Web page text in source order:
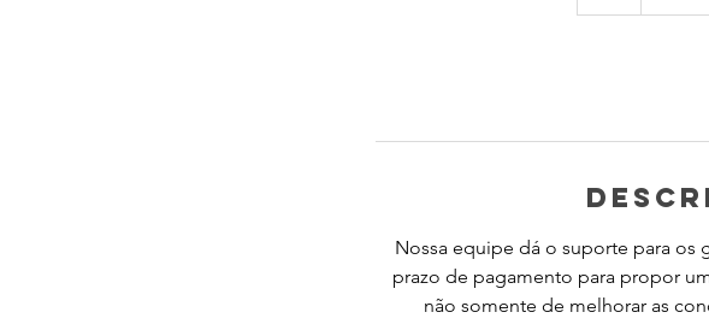
Nossa equipe dá o suporte para os
prazo de pagamento para propor
não somente de melhorar as